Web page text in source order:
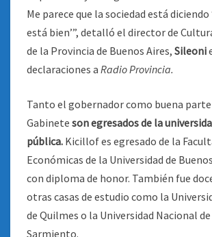
Me parece que la sociedad está diciendo
está bien’”, detalló el director de
de la Provincia de Buenos Aires, Sileoni
declaraciones a Radio Provincia.
Tanto el gobernador como buena parte
Gabinete son egresados de la
pública. Kicillof es egresado de la
Económicas de la Universidad de
con diploma de honor. También fue
otras casas de estudio como la
de Quilmes o la Universidad Nacional
Sarmiento.